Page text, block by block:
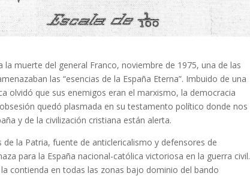
muerte del general Franco, noviembre de 1975, una de las
las “esencias de la España Eterna”. Imbuido de una
olvidó que sus enemigos eran el marxismo, la democracia
quedó plasmada en su testamento político donde nos
y de la civilización cristiana están alerta.
la Patria, fuente de anticlericalismo y defensores de
para la España nacional-católica victoriosa en la guerra civil.
contienda en todas las zonas bajo dominio del bando